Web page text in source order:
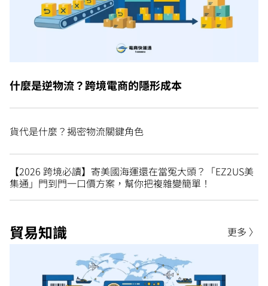
什麼是逆物流？跨境電商的隱形成本
貨代是什麼？揭密物流關鍵角色
【2026 跨境必讀】寄美國海運還在當冤大頭？「EZ2US美
集通」門到門一口價方案，幫你把複雜變簡單！
貿易知識 更多 〉